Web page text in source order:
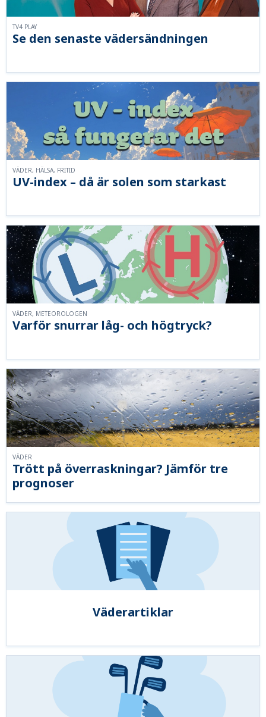
Se den senaste vädersändningen
TV4 PLAY
UV-index – då är solen som starkast
VÄDER, HÄLSA, FRITID
Varför snurrar låg- och högtryck?
VÄDER, METEOROLOGEN
Trött på överraskningar? Jämför tre
prognoser
VÄDER
Väderartiklar